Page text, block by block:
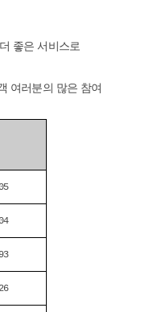
좋은 서비스로
여러분의 많은 참여